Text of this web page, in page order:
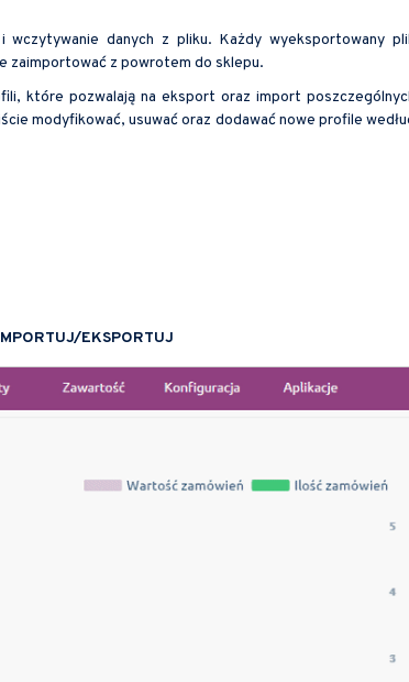
danych z pliku. Każdy wyeksportowany
zaimportować z powrotem do sklepu.
które pozwalają na eksport oraz import
modyfikować, usuwać oraz dodawać nowe profile
EKSPORTUJ